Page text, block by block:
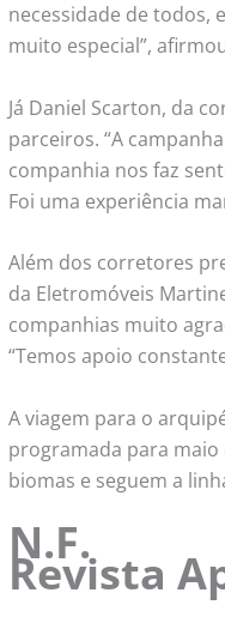
necessidade de todos,
muito especial”,
Já Daniel Scarton, da
parceiros. “A
companhia nos faz
Foi uma experiência
Além dos corretores
da Eletromóveis
companhias muito
“Temos apoio
A viagem para o
programada para
biomas e seguem a
N.F.
Revista